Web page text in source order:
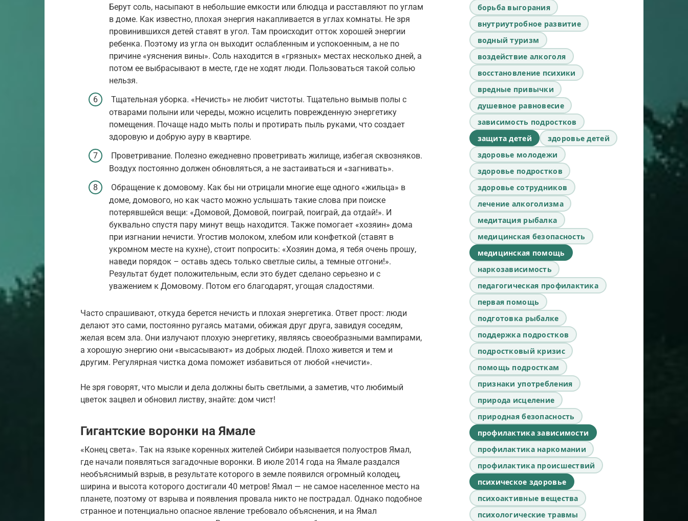
Берут соль, насыпают в небольшие емкости или блюдца и расставляют по углам
в доме. Как известно, плохая энергия накапливается в углах комнаты. Не зря
провинившихся детей ставят в угол. Там происходит отток хорошей энергии
ребенка. Поэтому из угла он выходит ослабленным и успокоенным, а не по
причине «уяснения вины». Соль находится в «грязных» местах несколько дней, а
потом ее выбрасывают в месте, где не ходят люди. Пользоваться такой солью
нельзя.
Тщательная уборка. «Нечисть» не любит чистоты. Тщательно вымыв полы с
отварами полыни или череды, можно исцелить поврежденную энергетику
помещения. Почаще надо мыть полы и протирать пыль руками, что создает
здоровую и добрую ауру в квартире.
Проветривание. Полезно ежедневно проветривать жилище, избегая сквозняков.
Воздух постоянно должен обновляться, а не застаиваться и «загнивать».
Обращение к домовому. Как бы ни отрицали многие еще одного «жильца» в
доме, домового, но как часто можно услышать такие слова при поиске
потерявшейся вещи: «Домовой, Домовой, поиграй, поиграй, да отдай!». И
буквально спустя пару минут вещь находится. Также помогает «хозяин» дома
при изгнании нечисти. Угостив молоком, хлебом или конфеткой (ставят в
укромном месте на кухне), стоит попросить: «Хозяин дома, я тебя очень прошу,
наведи порядок – оставь здесь только светлые силы, а темные отгони!».
Результат будет положительным, если это будет сделано серьезно и с
уважением к Домовому. Потом его благодарят, угощая сладостями.
Часто спрашивают, откуда берется нечисть и плохая энергетика. Ответ прост: люди
делают это сами, постоянно ругаясь матами, обижая друг друга, завидуя соседям,
желая всем зла. Они излучают плохую энергетику, являясь своеобразными вампирами,
а хорошую энергию они «высасывают» из добрых людей. Плохо живется и тем и
другим. Регулярная чистка дома поможет избавиться от любой «нечисти».
Не зря говорят, что мысли и дела должны быть светлыми, а заметив, что любимый
цветок зацвел и обновил листву, знайте: дом чист!
Гигантские воронки на Ямале
«Конец света». Так на языке коренных жителей Сибири называется полуостров Ямал,
где начали появляться загадочные воронки. В июле 2014 года на Ямале раздался
необъяснимый взрыв, в результате которого в земле появился огромный колодец,
ширина и высота которого достигали 40 метров! Ямал — не самое населенное место на
планете, поэтому от взрыва и появления провала никто не пострадал. Однако подобное
странное и потенциально опасное явление требовало объяснения, и на Ямал
борьба выгорания
внутриутробное развитие
водный туризм
воздействие алкоголя
восстановление психики
вредные привычки
душевное равновесие
зависимость подростков
защита детей
здоровье детей
здоровье молодежи
здоровье подростков
здоровье сотрудников
лечение алкоголизма
медитация рыбалка
медицинская безопасность
медицинская помощь
наркозависимость
педагогическая профилактика
первая помощь
подготовка рыбалке
поддержка подростков
подростковый кризис
помощь подросткам
признаки употребления
природа исцеление
природная безопасность
профилактика зависимости
профилактика наркомании
профилактика происшествий
психическое здоровье
психоактивные вещества
психологические травмы